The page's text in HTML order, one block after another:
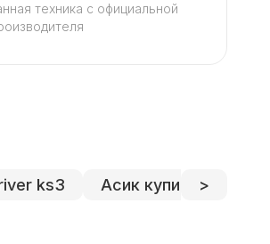
техника с официальной
ks3 Асик купить >